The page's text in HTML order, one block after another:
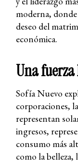
moderna,
deseo del
económica.
Una
Sofía Nuevo
corporaciones,
representan
ingresos,
consumo más
como la belleza,